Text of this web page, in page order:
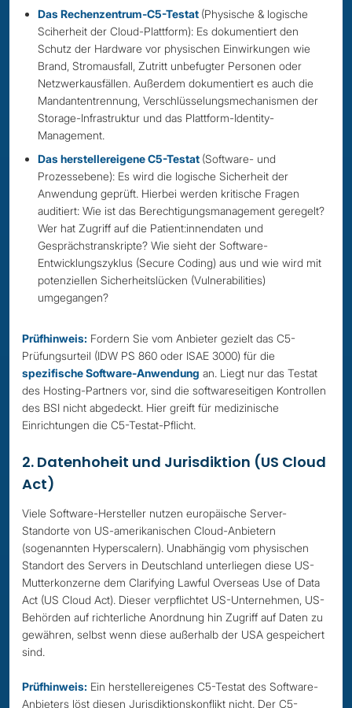
Das Rechenzentrum-C5-Testat (Physische & logische
Sciherheit der Cloud-Plattform): Es dokumentiert den
Schutz der Hardware vor physischen Einwirkungen wie
Brand, Stromausfall, Zutritt unbefugter Personen oder
Netzwerkausfällen. Außerdem dokumentiert es auch die
Mandantentrennung, Verschlüsselungsmechanismen der
Storage-Infrastruktur und das Plattform-Identity-
Management.
Das herstellereigene C5-Testat (Software- und
Prozessebene): Es wird die logische Sicherheit der
Anwendung geprüft. Hierbei werden kritische Fragen
auditiert: Wie ist das Berechtigungsmanagement geregelt?
Wer hat Zugriff auf die Patient:innendaten und
Gesprächstranskripte? Wie sieht der Software-
Entwicklungszyklus (Secure Coding) aus und wie wird mit
potenziellen Sicherheitslücken (Vulnerabilities)
umgegangen?
Prüfhinweis: Fordern Sie vom Anbieter gezielt das C5-
Prüfungsurteil (IDW PS 860 oder ISAE 3000) für die
spezifische Software-Anwendung an. Liegt nur das Testat
des Hosting-Partners vor, sind die softwareseitigen Kontrollen
des BSI nicht abgedeckt. Hier greift für medizinische
Einrichtungen die C5-Testat-Pflicht.
2. Datenhoheit und Jurisdiktion (US Cloud
Act)
Viele Software-Hersteller nutzen europäische Server-
Standorte von US-amerikanischen Cloud-Anbietern
(sogenannten Hyperscalern). Unabhängig vom physischen
Standort des Servers in Deutschland unterliegen diese US-
Mutterkonzerne dem Clarifying Lawful Overseas Use of Data
Act (US Cloud Act). Dieser verpflichtet US-Unternehmen, US-
Behörden auf richterliche Anordnung hin Zugriff auf Daten zu
gewähren, selbst wenn diese außerhalb der USA gespeichert
sind.
Prüfhinweis: Ein herstellereigenes C5-Testat des Software-
Anbieters löst diesen Jurisdiktionskonflikt nicht. Der C5-